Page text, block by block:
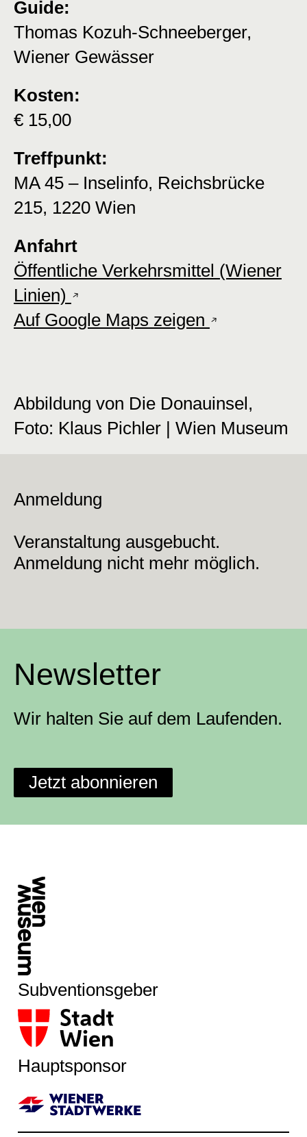
Guide:
Thomas Kozuh-Schneeberger,
Wiener Gewässer
Kosten:
€ 15,00
Treffpunkt:
MA 45 – Inselinfo, Reichsbrücke
215, 1220 Wien
Anfahrt
Öffentliche Verkehrsmittel (Wiener
Linien)
Auf Google Maps zeigen
Abbildung von Die Donauinsel,
Foto: Klaus Pichler | Wien Museum
Anmeldung
Veranstaltung ausgebucht.
Anmeldung nicht mehr möglich.
Newsletter
Wir halten Sie auf dem Laufenden.
Jetzt abonnieren
Subventionsgeber
Hauptsponsor